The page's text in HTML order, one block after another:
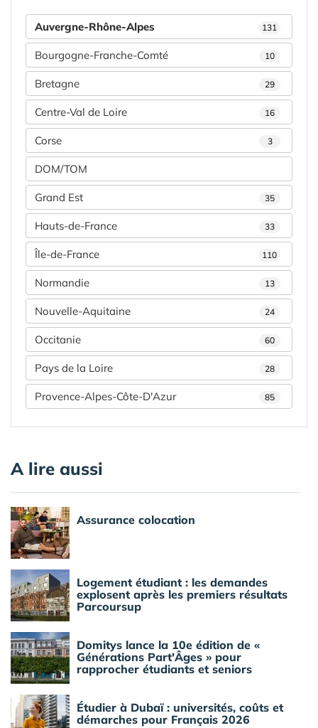
Auvergne-Rhône-Alpes 131
Bourgogne-Franche-Comté 10
Bretagne 29
Centre-Val de Loire 16
Corse 3
DOM/TOM
Grand Est 35
Hauts-de-France 33
Île-de-France 110
Normandie 13
Nouvelle-Aquitaine 24
Occitanie 60
Pays de la Loire 28
Provence-Alpes-Côte-D'Azur 85
A lire aussi
Assurance colocation
Logement étudiant : les demandes
explosent après les premiers résultats
Parcoursup
Domitys lance la 10e édition de «
Générations Part'Âges » pour
rapprocher étudiants et seniors
Étudier à Dubaï : universités, coûts et
démarches pour Français 2026